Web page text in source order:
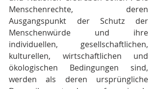
Menschenrechte, deren
Ausgangspunkt der Schutz der
Menschenwürde und ihre
individuellen, gesellschaftlichen,
kulturellen, wirtschaftlichen und
ökologischen Bedingungen sind,
werden als deren ursprüngliche